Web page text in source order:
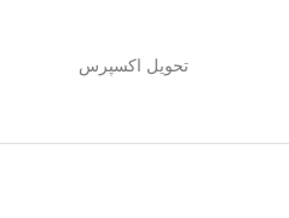
تحویل اکسپرس